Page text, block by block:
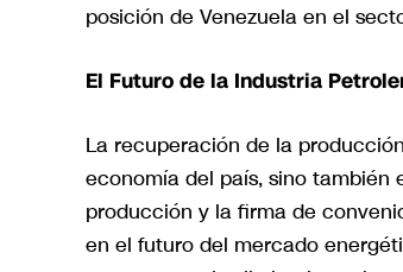
posición de Venezuela en el
El Futuro de la Industria
La recuperación de la
economía del país, sino
producción y la firma de
en el futuro del mercado